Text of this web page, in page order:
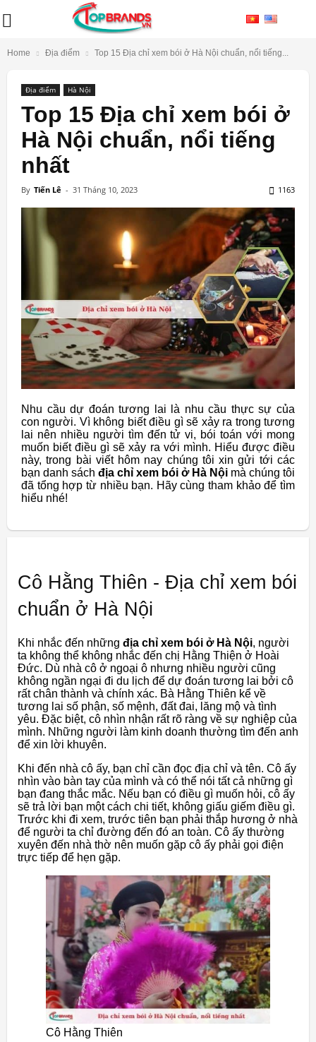
Home Địa điểm Top 15 Địa chỉ xem bói ở Hà Nội chuẩn, nổi tiếng...
Địa điểm Hà Nội
Top 15 Địa chỉ xem bói ở
Hà Nội chuẩn, nổi tiếng
nhất
By Tiến Lê - 31 Tháng 10, 2023 1163
Nhu cầu dự đoán tương lai là nhu cầu thực sự của
con người. Vì không biết điều gì sẽ xảy ra trong tương
lai nên nhiều người tìm đến tử vi, bói toán với mong
muốn biết điều gì sẽ xảy ra với mình. Hiểu được điều
này, trong bài viết hôm nay chúng tôi xin gửi tới các
bạn danh sách địa chỉ xem bói ở Hà Nội mà chúng tôi
đã tổng hợp từ nhiều bạn. Hãy cùng tham khảo để tìm
hiểu nhé!
Cô Hằng Thiên - Địa chỉ xem bói
chuẩn ở Hà Nội
Khi nhắc đến những địa chỉ xem bói ở Hà Nội, người
ta không thể không nhắc đến chị Hằng Thiện ở Hoài
Đức. Dù nhà cô ở ngoại ô nhưng nhiều người cũng
không ngần ngại đi du lịch để dự đoán tương lai bởi cô
rất chân thành và chính xác. Bà Hằng Thiên kể về
tương lai số phận, số mệnh, đất đai, lăng mộ và tình
yêu. Đặc biệt, cô nhìn nhận rất rõ ràng về sự nghiệp của
mình. Những người làm kinh doanh thường tìm đến anh
để xin lời khuyên.
Khi đến nhà cô ấy, bạn chỉ cần đọc địa chỉ và tên. Cô ấy
nhìn vào bàn tay của mình và có thể nói tất cả những gì
bạn đang thắc mắc. Nếu bạn có điều gì muốn hỏi, cô ấy
sẽ trả lời bạn một cách chi tiết, không giấu giếm điều gì.
Trước khi đi xem, trước tiên bạn phải thắp hương ở nhà
để người ta chỉ đường đến đó an toàn. Cô ấy thường
xuyên đến nhà thờ nên muốn gặp cô ấy phải gọi điện
trực tiếp để hẹn gặp.
Cô Hằng Thiên